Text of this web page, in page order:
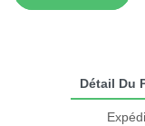
Détail Du